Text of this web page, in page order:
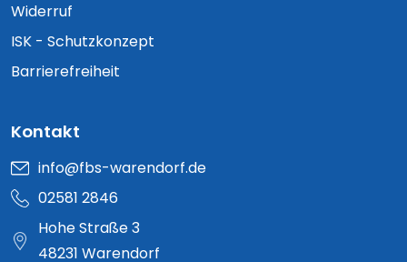
Widerruf
ISK - Schutzkonzept
Barrierefreiheit
Kontakt
info@fbs-warendorf.de
02581 2846
Hohe Straße 3
48231 Warendorf